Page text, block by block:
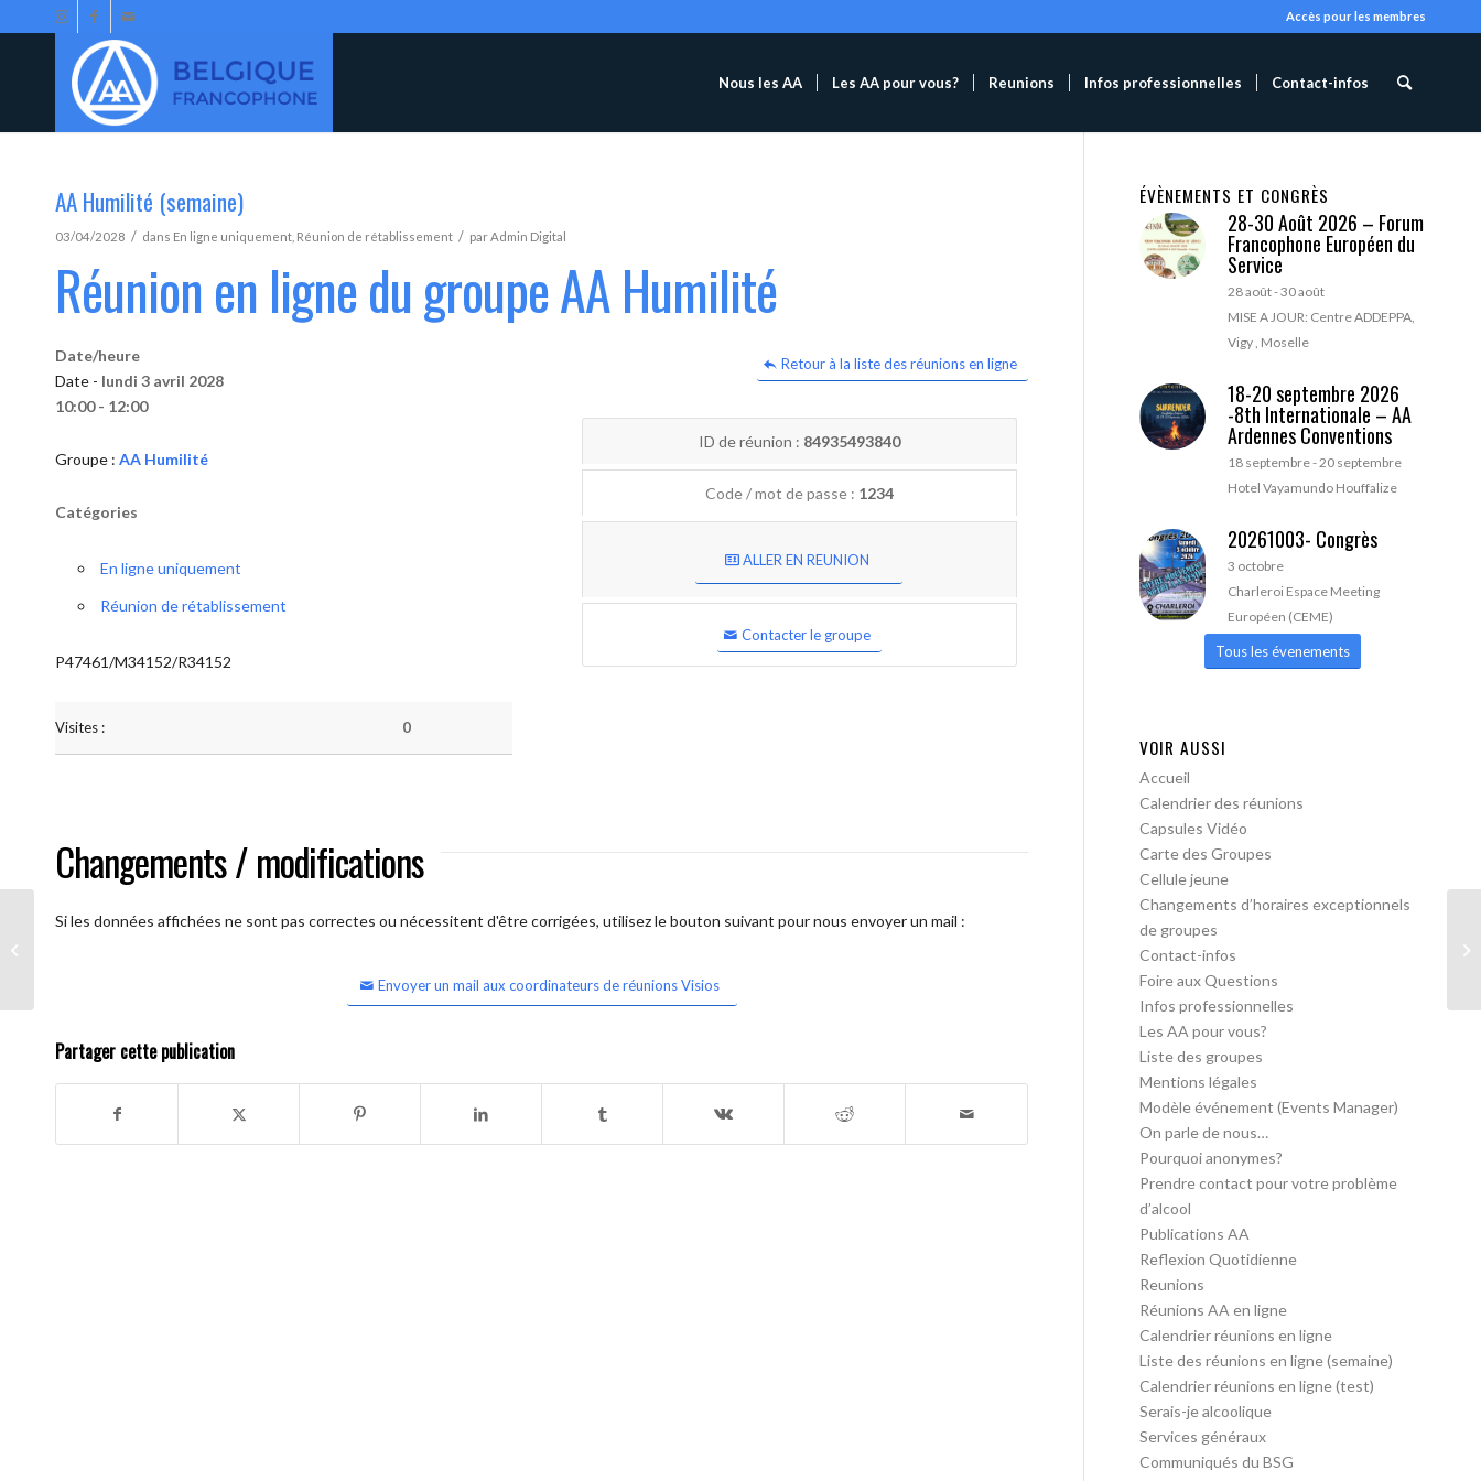
Accès pour les membres
Nous les AA Les AA pour vous? Reunions Infos professionnelles Contact-infos
AA Humilité (semaine)
03/04/2028 / dans En ligne uniquement Réunion de rétablissement / parAdmin Digital
Réunion en ligne du groupe AA Humilité
Retour à la liste des réunions en ligne
Date/heure
Date - lundi 3 avril 2028
10:00 - 12:00
Groupe : AA Humilité
Catégories
En ligne uniquement
Réunion de rétablissement
P47461/M34152/R34152
Visites : 0
ID de réunion : 84935493840
Code / mot de passe : 1234
ALLER EN REUNION
Contacter le groupe
Changements / modifications
Si les données affichées ne sont pas correctes ou nécessitent d'être corrigées, utilisez le bouton suivant pour nous envoyer un mail :
Envoyer un mail aux coordinateurs de réunions Visios
Partager cette publication
ÉVÈNEMENTS ET CONGRÈS
28-30 Août 2026 – Forum
Francophone Européen du
Service
28 août-30 août
MISE A JOUR: Centre ADDEPPA,
Vigy , Moselle
18-20 septembre 2026
-8th Internationale – AA
Ardennes Conventions
18 septembre-20 septembre
Hotel Vayamundo Houffalize
20261003- Congrès
3 octobre
Charleroi Espace Meeting
Européen (CEME)
Tous les évenements
VOIR AUSSI
Accueil
Calendrier des réunions
Capsules Vidéo
Carte des Groupes
Cellule jeune
Changements d’horaires exceptionnels
de groupes
Contact-infos
Foire aux Questions
Infos professionnelles
Les AA pour vous?
Liste des groupes
Mentions légales
Modèle événement (Events Manager)
On parle de nous…
Pourquoi anonymes?
Prendre contact pour votre problème
d’alcool
Publications AA
Reflexion Quotidienne
Reunions
Réunions AA en ligne
Calendrier réunions en ligne
Liste des réunions en ligne (semaine)
Calendrier réunions en ligne (test)
Serais-je alcoolique
Services généraux
Communiqués du BSG